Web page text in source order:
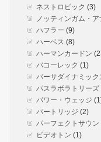
ネストロビック (3)
ノッティンガム・
ハフラー (9)
ハーベス (8)
ハーマンカードン
バコーレック (1)
バーサダイナミック
パスラボラトリーズ
パワー・ウェッジ
パートリッジ (2)
パーフェクトサウン
ビデオトン (1)